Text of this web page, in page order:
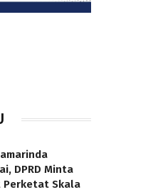
DPRD Minta
Perketat Skala